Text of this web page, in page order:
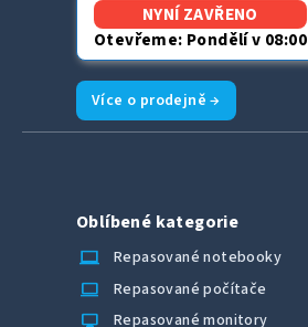
NYNÍ ZAVŘENO
Otevřeme: Pondělí v 08:00
Více o prodejně →
Oblíbené kategorie
laptop_chromebook
Repasované notebooky
computer Repasované počítače
monitor Repasované monitory